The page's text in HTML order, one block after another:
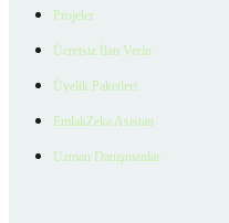
Projeler
Ücretsiz İlan Verin
Üyelik Paketleri
EmlakZeka Asistan
Uzman Danışmanlar